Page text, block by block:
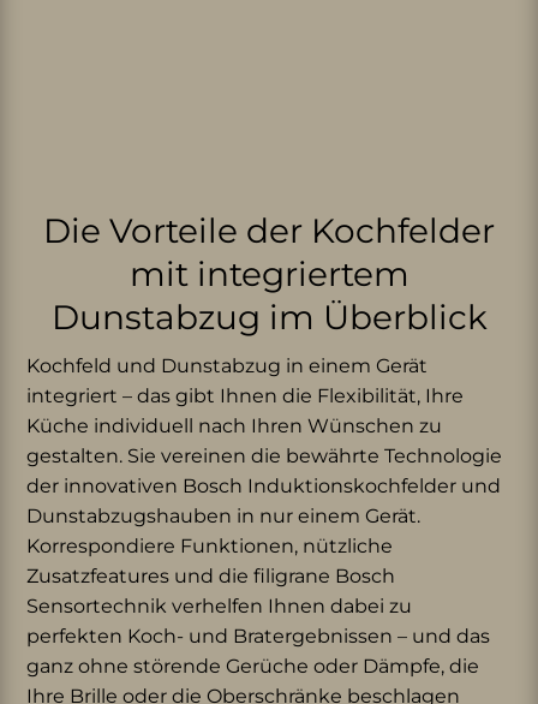
Die Vorteile der Kochfelder
mit integriertem
Dunstabzug im Überblick
Kochfeld und Dunstabzug in einem Gerät
integriert – das gibt Ihnen die Flexibilität, Ihre
Küche individuell nach Ihren Wünschen zu
gestalten. Sie vereinen die bewährte Technologie
der innovativen Bosch Induktionskochfelder und
Dunstabzugshauben in nur einem Gerät.
Korrespondiere Funktionen, nützliche
Zusatzfeatures und die filigrane Bosch
Sensortechnik verhelfen Ihnen dabei zu
perfekten Koch- und Bratergebnissen – und das
ganz ohne störende Gerüche oder Dämpfe, die
Ihre Brille oder die Oberschränke beschlagen